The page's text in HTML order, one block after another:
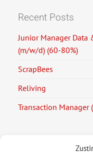
Recent Posts
Junior Manager
(m/w/d) (60-80%)
ScrapBees
Reliving
Transaction